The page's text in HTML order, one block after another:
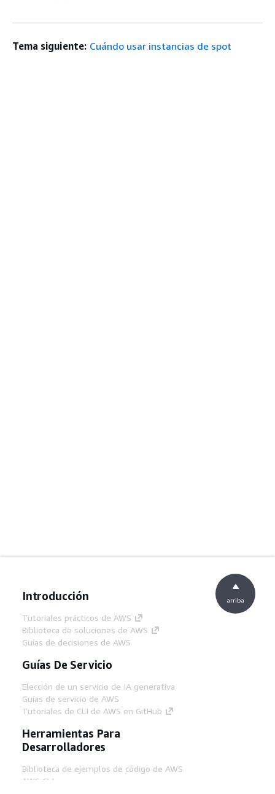
Tema siguiente: Cuándo usar instancias de spot
Introducción
Tutoriales prácticos de AWS
Biblioteca de soluciones de AWS
Guías de decisiones de AWS
Guías De Servicio
Elección de un servicio de IA generativa
Guías de servicio de AWS
Tutoriales de CLI de AWS en GitHub
Herramientas Para
Desarrolladores
Biblioteca de ejemplos de código de AWS
AWS CLI
arriba